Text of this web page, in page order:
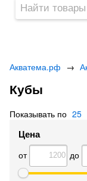
Акватема.рф →
Кубы
Показывать по 25
Цена
от до